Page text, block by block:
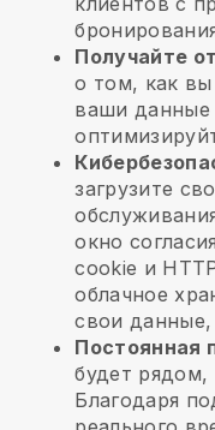
Получайте
о том, как вы
ваши данные
загрузите
окно
cookie и
облачное
свои данные,
Постоянная
будет
Благодаря